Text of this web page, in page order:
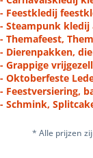
- Feestkledij
- Steampunk kledij
- Themafeest,
- Dierenpakken,
- Grappige
- Oktoberfeste
- Feestversiering,
- Schmink,
* Alle prijzen